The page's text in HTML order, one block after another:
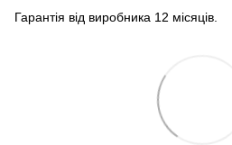
Гарантія від виробника 12 місяців.